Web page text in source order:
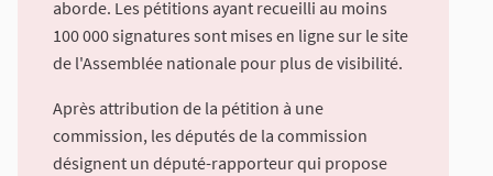
aborde. Les pétitions ayant recueilli au moins
100 000 signatures sont mises en ligne sur le site
de l'Assemblée nationale pour plus de visibilité.
Après attribution de la pétition à une
commission, les députés de la commission
désignent un député-rapporteur qui propose